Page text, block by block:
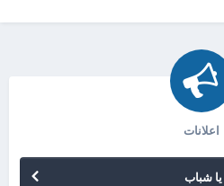
اعلانات
شباب